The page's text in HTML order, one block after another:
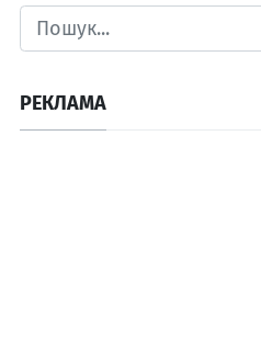
РЕКЛАМА